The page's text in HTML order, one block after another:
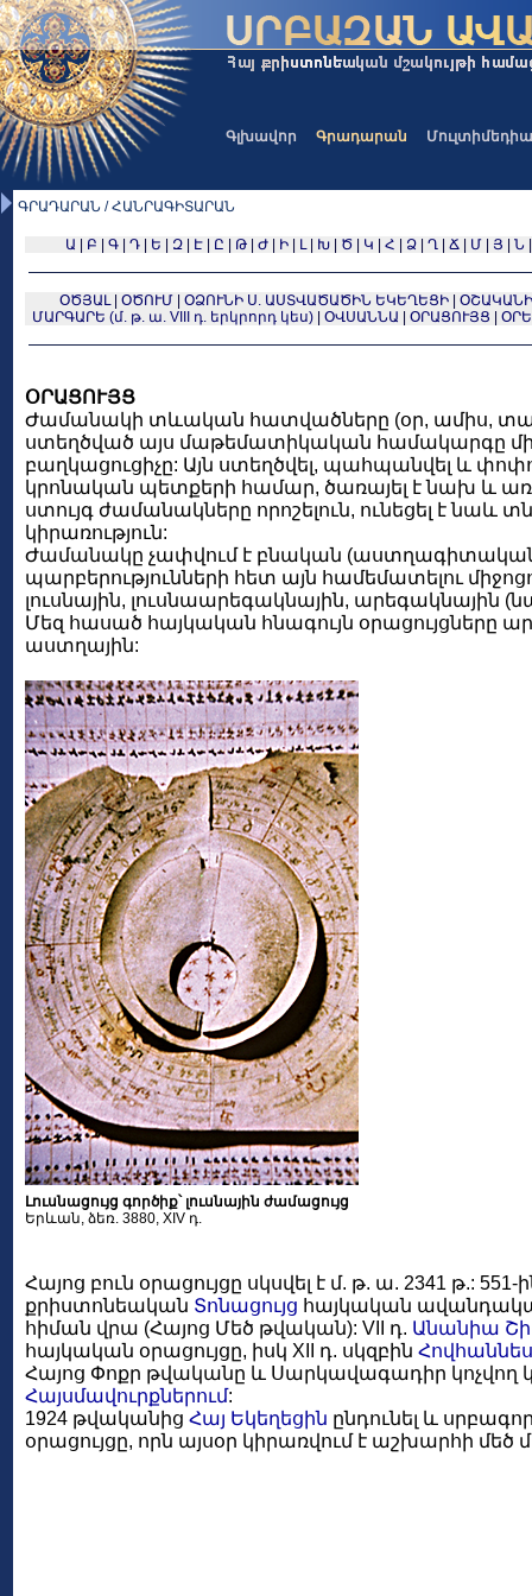
Գլխավոր Գրադարան Մուլտիմեդիա
ԳՐԱԴԱՐԱՆ / ՀԱՆՐԱԳԻՏԱՐԱՆ
Ա Բ Գ Դ Ե Զ Է Ը Թ Ժ Ի Լ| Խ Ծ Կ Հ Ձ Ղ Ճ Մ Յ Ն
ՕԾՅԱԼ| ՕԾՈՒՄ| ՕՁՈՒՆԻ Ս. ԱՍՏՎԱԾԱԾԻՆ ԵԿԵՂԵՑԻ|
ՄԱՐԳԱՐԵ (մ. թ. ա. VIII դ. երկրորդ կես)| ՕՎՍԱՆՆԱ ՕՐԱՑՈՒՅՑ
ՕՐԱՑՈՒՅՑ
Ժամանակի տևական հատվածները (օր, ամիս,
ստեղծված այս մաթեմատիկական համակարգը
բաղկացուցիչը: Այն ստեղծվել, պահպանվել և
կրոնական պետքերի համար, ծառայել է նախ և
ստույգ ժամանակները որոշելուն, ունեցել է նաև
կիրառություն:
Ժամանակը չափվում է բնական (աստղագիտական)
պարբերությունների հետ այն համեմատելու
լուսնային, լուսնաարեգակնային, արեգակնային
Մեզ հասած հայկական հնագույն օրացույցները
աստղային:
Լուսնացույց գործիք՝ լուսնային ժամացույց
Երևան, ձեռ. 3880, XIV դ.
Հայոց բուն օրացույցը սկսվել է մ. թ. ա. 2341 թ.: 551-
քրիստոնեական Տոնացույց հայկական
հիման վրա (Հայոց Մեծ թվական): VII դ. Անանիա
հայկական օրացույցը, իսկ XII դ. սկզբին
Հայոց Փոքր թվականը և Սարկավագադիր կոչվող
Հայսմավուրքներում:
1924 թվականից Հայ Եկեղեցին ընդունել և
օրացույցը, որն այսօր կիրառվում է աշխարհի մեծ